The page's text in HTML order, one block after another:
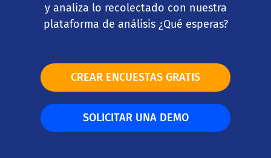
y analiza lo recolectado con nuestra
plataforma de análisis ¿Qué esperas?
CREAR ENCUESTAS GRATIS
SOLICITAR UNA DEMO